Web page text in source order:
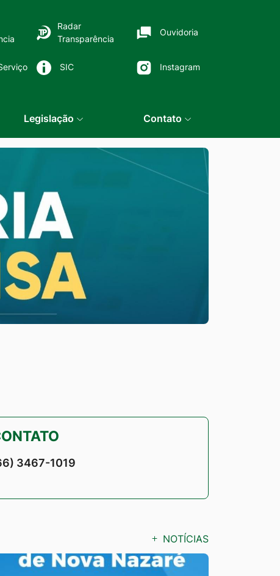
Radar
Transparência
Ouvidoria
SIC Instagram
Legislação Contato
3467-1019
NOTÍCIAS